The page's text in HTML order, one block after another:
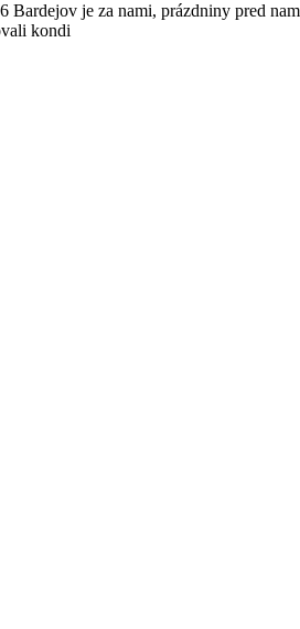
Bardejov je za nami, prázdniny pred
kondi